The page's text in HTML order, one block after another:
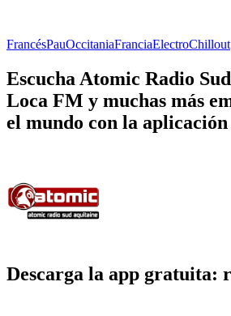
FrancésPauOccitaniaFranciaElectroChillout
Escucha Atomic Radio
Loca FM y muchas más
el mundo con la
Descarga la app gratuita: